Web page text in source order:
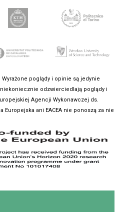
Wyrażone poglądy i opinie są jedynie
odzwierciedlają poglądy i
Agencji Wykonawczej ds.
Europejska ani EACEA nie ponoszą za nie